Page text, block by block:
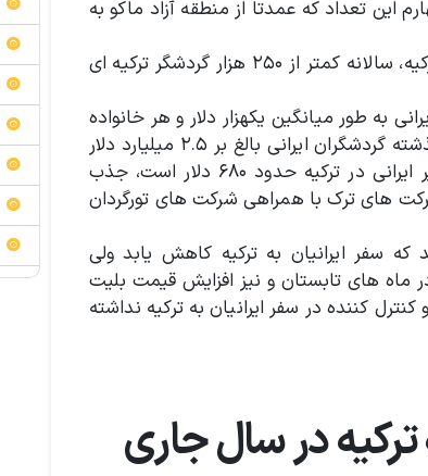
تعداد که عمدتا از منطقه آزاد ماکو به
آمار موجود نشان می دهد که در مقابل آمار پرشمار گردشگران ایرانی عازم ترکیه، سالانه کمتر از ۲۵۰ هزار گردشگر ترکیه ای
به طور میانگین یکهزار دلار و هر خانواده
ایرانی نیز سه هزار و ۵۰۰ دلار در ترکیه هزینه می کنند و به این ترتیب سال گذشته گردشگران ایرانی بالغ بر ۲.۵ میلیارد دلار
در ترکیه هزینه کرده اند. با توجه به این که میانگین هزینه هر گردشگر غیر ایرانی در ترکیه حدود ۶۸۰ دلار است، جذب
های ترک با همراهی شرکت های تورگردان
سفر ایرانیان به ترکیه کاهش یابد ولی
ماه های تابستان و نیز افزایش قیمت بلیت
کننده در سفر ایرانیان به ترکیه نداشته
در سال جاری